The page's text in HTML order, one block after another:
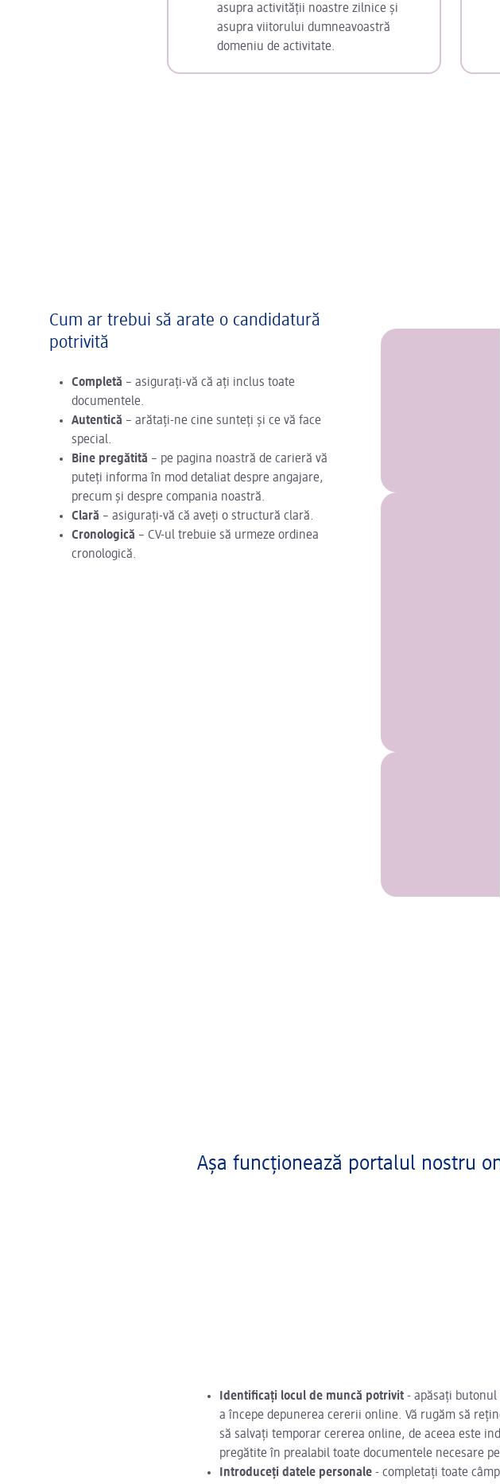
asupra activității noastre zilnice și
asupra viitorului dumneavoastră
domeniu de activitate.
Cum ar trebui să arate o candidatură
potrivită
Completă – asigurați-vă că ați inclus toate
documentele.
Autentică – arătați-ne cine sunteți și ce vă face
special.
Bine pregătită – pe pagina noastră de carieră vă
puteți informa în mod detaliat despre angajare,
precum și despre compania noastră.
Clară – asigurați-vă că aveți o structură clară.
Cronologică – CV-ul trebuie să urmeze ordinea
cronologică.
Așa funcționează portalul nostru
Identificați locul de muncă potrivit - apăsați
a începe depunerea cererii online. Vă rugăm să
să salvați temporar cererea online, de aceea este
pregătite în prealabil toate documentele necesare
Introduceți datele personale - completați toate